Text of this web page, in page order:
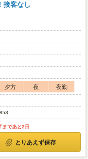
接客なし
夕方 夜
夜勤
まであと2日
とりあえず保存